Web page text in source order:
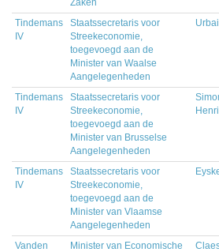
Zaken
Tindemans
IV
Staatssecretaris voor
Streekeconomie,
toegevoegd aan de
Minister van Waalse
Aangelegenheden
Tindemans
IV
Staatssecretaris voor
Streekeconomie,
toegevoegd aan de
Minister van Brusselse
Aangelegenheden
Henri
Tindemans
IV
Staatssecretaris voor
Streekeconomie,
toegevoegd aan de
Minister van Vlaamse
Aangelegenheden
Vanden
Minister van Economische